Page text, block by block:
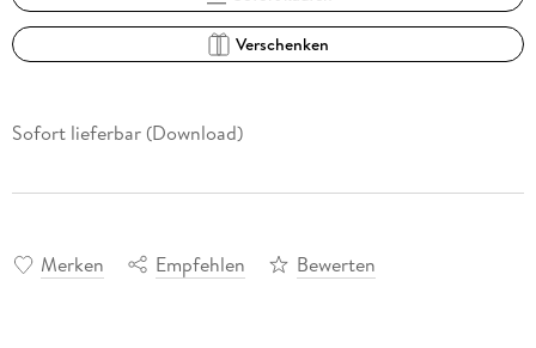
Verschenken
Sofort lieferbar (Download)
Merken Empfehlen Bewerten